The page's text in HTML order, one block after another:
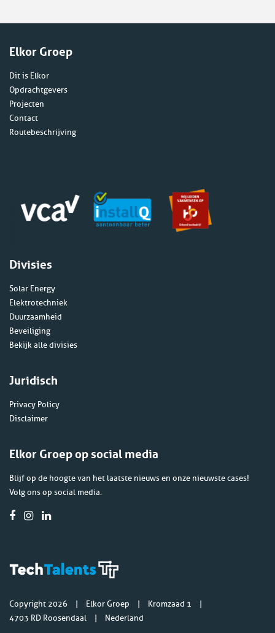
Elkor Groep
Dit is Elkor
Opdrachtgevers
Projecten
Contact
Routebeschrijving
Divisies
Solar Energy
Elektrotechniek
Duurzaamheid
Beveiliging
Bekijk alle divisies
Juridisch
Privacy Policy
Disclaimer
Elkor Groep op social media
Blijf op de hoogte van het laatste nieuws en onze nieuwste cases!
Volg ons op social media.
Copyright 2026 Elkor Groep
Kromzaad 1
4703 RD Roosendaal
Nederland